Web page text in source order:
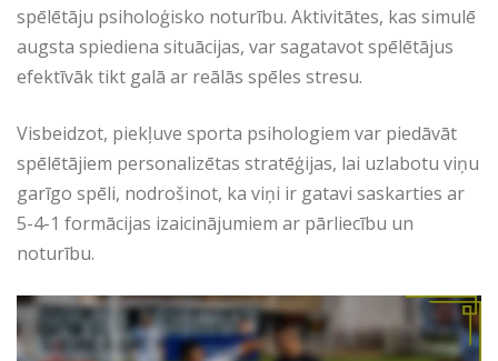
spēlētāju psiholoģisko noturību. Aktivitātes, kas simulē
augsta spiediena situācijas, var sagatavot spēlētājus
efektīvāk tikt galā ar reālās spēles stresu.
Visbeidzot, piekļuve sporta psihologiem var piedāvāt
spēlētājiem personalizētas stratēģijas, lai uzlabotu viņu
garīgo spēli, nodrošinot, ka viņi ir gatavi saskarties ar
5-4-1 formācijas izaicinājumiem ar pārliecību un
noturību.